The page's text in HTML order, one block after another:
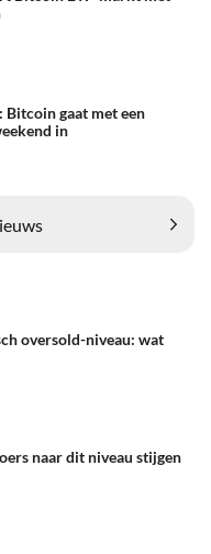
gaat met een
in
oversold-niveau: wat
naar dit niveau stijgen